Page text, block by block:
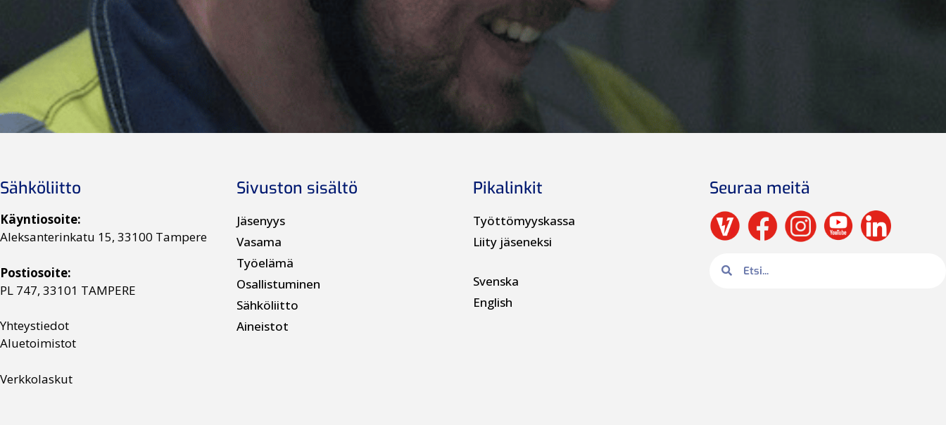
Sähköliitto
Käyntiosoite:
Aleksanterinkatu 15, 33100 Tampere
Postiosoite:
PL 747, 33101 TAMPERE
Yhteystiedot
Aluetoimistot
Verkkolaskut
Sivuston sisältö
Jäsenyys
Vasama
Työelämä
Osallistuminen
Sähköliitto
Aineistot
Pikalinkit
Työttömyyskassa
Liity jäseneksi
Svenska
English
Seuraa meitä